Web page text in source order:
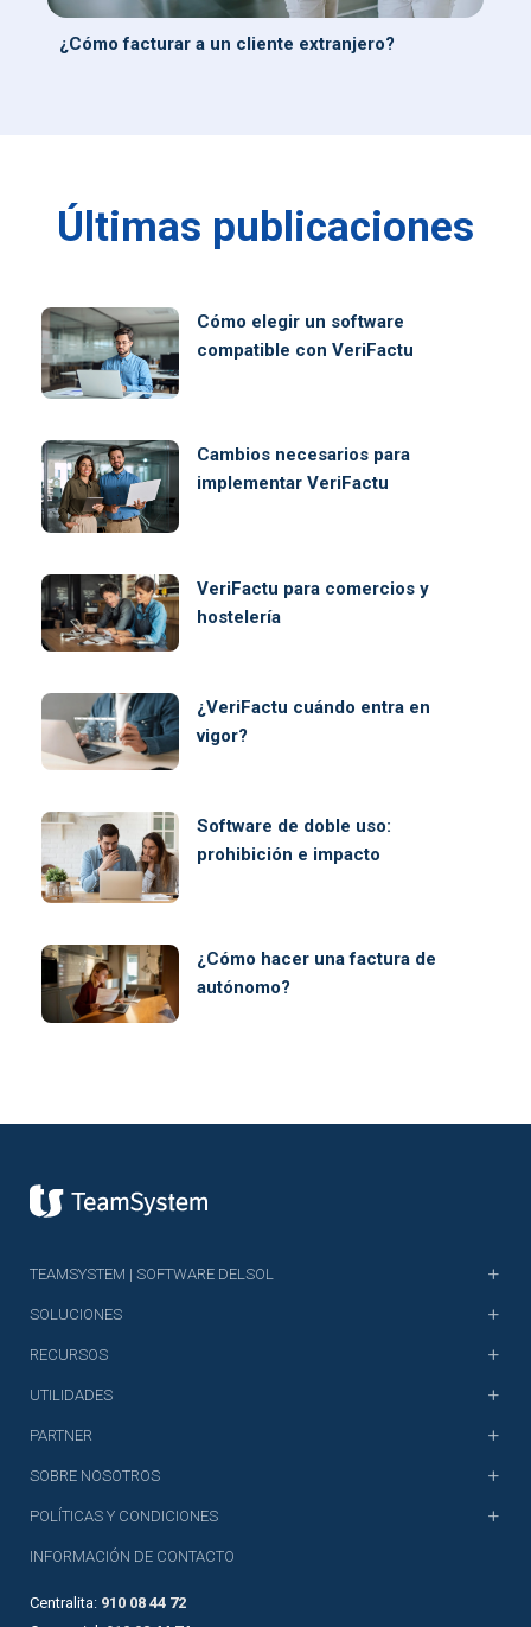
¿Cómo facturar a un cliente extranjero?
Últimas publicaciones
Cómo elegir un software
compatible con VeriFactu
Cambios necesarios para
implementar VeriFactu
VeriFactu para comercios y
hostelería
¿VeriFactu cuándo entra en
vigor?
Software de doble uso:
prohibición e impacto
¿Cómo hacer una factura de
autónomo?
TEAMSYSTEM | SOFTWARE DELSOL
SOLUCIONES
RECURSOS
UTILIDADES
PARTNER
SOBRE NOSOTROS
INFORMACIÓN DE CONTACTO
Centralita: 910 08 44 72
POLÍTICAS Y CONDICIONES